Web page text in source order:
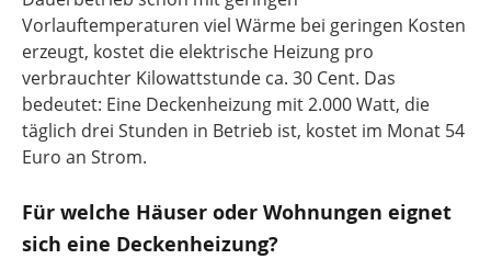
Vorlauftemperaturen viel Wärme bei geringen Kosten
erzeugt, kostet die elektrische Heizung pro
verbrauchter Kilowattstunde ca. 30 Cent. Das
bedeutet: Eine Deckenheizung mit 2.000 Watt, die
täglich drei Stunden in Betrieb ist, kostet im Monat 54
Euro an Strom.
Für welche Häuser oder Wohnungen eignet
sich eine Deckenheizung?